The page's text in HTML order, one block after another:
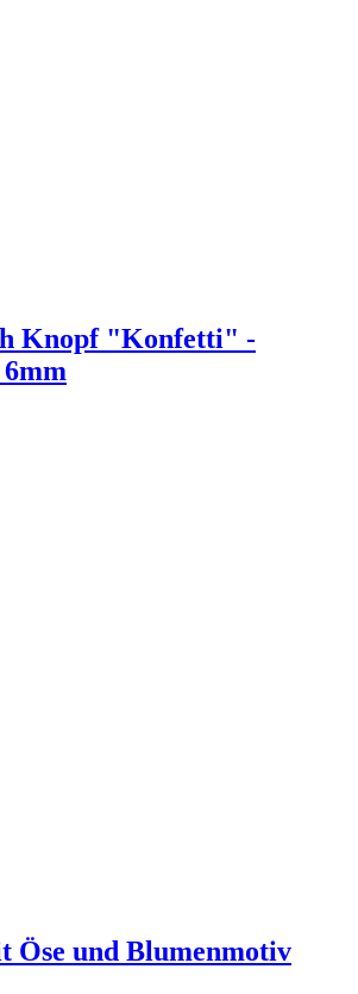
Knopf "Konfetti" -
Öse und Blumenmotiv